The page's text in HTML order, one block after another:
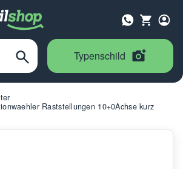
Typenschild
Raststellungen 10+0Achse kurz